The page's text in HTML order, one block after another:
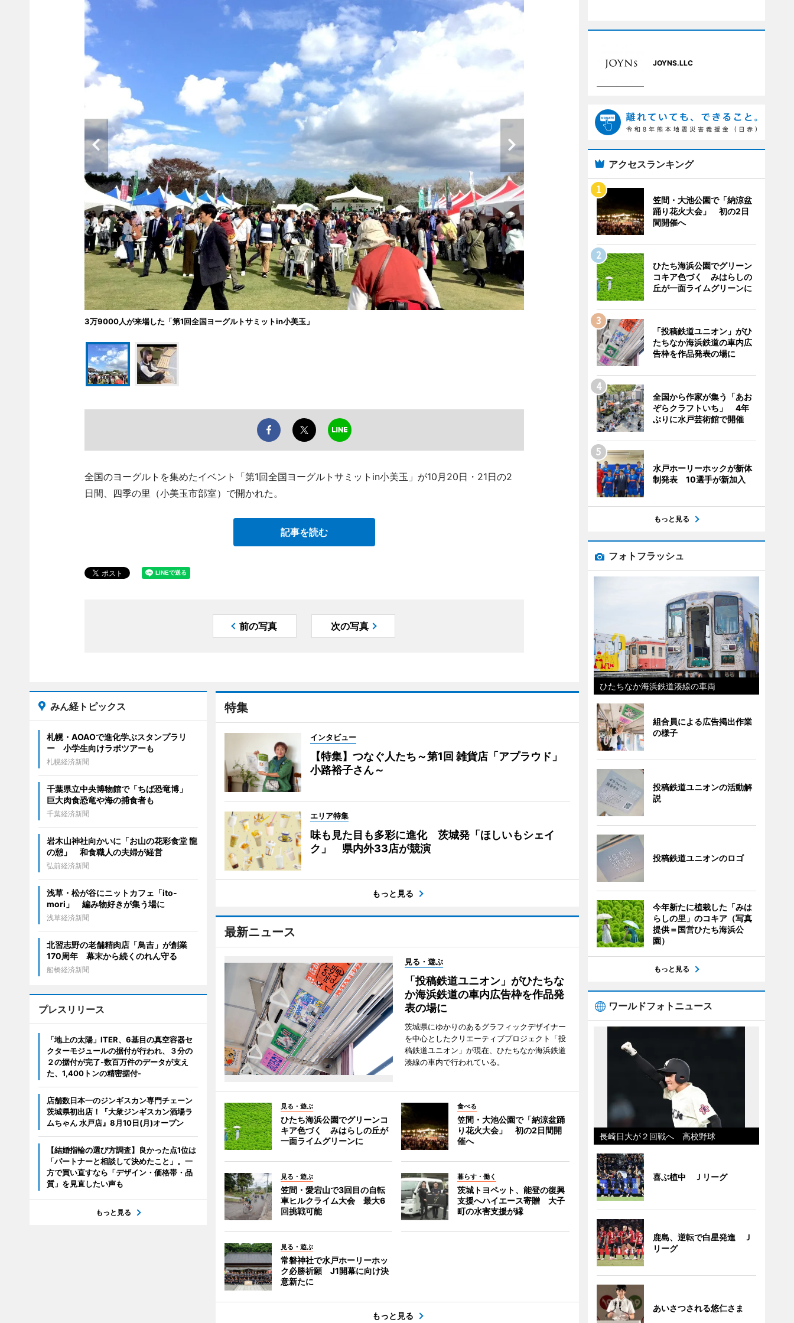
3万9000人が来場した「第1回全国ヨーグルトサミットin小美玉」
全国のヨーグルトを集めたイベント「第1回全国ヨーグルトサミットin小美玉」が10月20日・21日の2
日間、四季の里（小美玉市部室）で開かれた。
記事を読む
前の写真 次の写真
特集
インタビュー
【特集】つなぐ人たち～第1回 雑貨店「アプラウド」
小路裕子さん～
エリア特集
味も見た目も多彩に進化 茨城発「ほしいもシェイ
ク」 県内外33店が競演
もっと見る
最新ニュース
見る・遊ぶ
「投稿鉄道ユニオン」がひたちな
か海浜鉄道の車内広告枠を作品発
表の場に
茨城県にゆかりのあるグラフィックデザイナー
を中心としたクリエーティブプロジェクト「投
稿鉄道ユニオン」が現在、ひたちなか海浜鉄道
湊線の車内で行われている。
見る・遊ぶ
ひたち海浜公園でグリーンコ
キア色づく みはらしの丘が
一面ライムグリーンに
食べる
笠間・大池公園で「納涼盆踊
り花火大会」 初の2日間開
催へ
見る・遊ぶ
笠間・愛宕山で3回目の自転
車ヒルクライム大会 最大6
回挑戦可能
暮らす・働く
茨城トヨペット、能登の復興
支援へハイエース寄贈 大子
町の水害支援が縁
見る・遊ぶ
常磐神社で水戸ホーリーホッ
ク必勝祈願 J1開幕に向け決
意新たに
もっと見る
みん経トピックス
札幌・AOAOで進化学ぶスタンプラリ
ー 小学生向けラボツアーも
札幌経済新聞
千葉県立中央博物館で「ちば恐竜博」
巨大肉食恐竜や海の捕食者も
千葉経済新聞
岩木山神社向かいに「お山の花彩食堂 龍
の憩」 和食職人の夫婦が経営
弘前経済新聞
浅草・松が谷にニットカフェ「ito-
mori」 編み物好きが集う場に
浅草経済新聞
北習志野の老舗精肉店「鳥吉」が創業
170周年 幕末から続くのれん守る
船橋経済新聞
プレスリリース
「地上の太陽」ITER、6基目の真空容器セ
クターモジュールの据付が行われ、３分の
２の据付が完了-数百万件のデータが支え
た、1,400トンの精密据付-
店舗数日本一のジンギスカン専門チェーン
茨城県初出店！『大衆ジンギスカン酒場ラ
ムちゃん 水戸店』8月10日(月)オープン
【結婚指輪の選び方調査】良かった点1位は
「パートナーと相談して決めたこと」。一
方で買い直すなら「デザイン・価格帯・品
質」を見直したい声も
もっと見る
JOYNS.LLC
アクセスランキング
笠間・大池公園で「納涼盆
踊り花火大会」 初の2日
間開催へ
ひたち海浜公園でグリーン
コキア色づく みはらしの
丘が一面ライムグリーンに
「投稿鉄道ユニオン」がひ
たちなか海浜鉄道の車内広
告枠を作品発表の場に
全国から作家が集う「あお
ぞらクラフトいち」 4年
ぶりに水戸芸術館で開催
水戸ホーリーホックが新体
制発表 10選手が新加入
もっと見る
フォトフラッシュ
ひたちなか海浜鉄道湊線の車両
組合員による広告掲出作業
の様子
投稿鉄道ユニオンの活動解
説
投稿鉄道ユニオンのロゴ
今年新たに植栽した「みは
らしの里」のコキア（写真
提供＝国営ひたち海浜公
園）
もっと見る
ワールドフォトニュース
長崎日大が２回戦へ 高校野球
喜ぶ植中 Ｊリーグ
鹿島、逆転で白星発進 Ｊ
リーグ
あいさつされる悠仁さま